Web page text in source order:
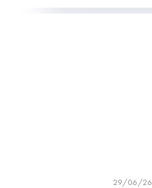
29/06/26